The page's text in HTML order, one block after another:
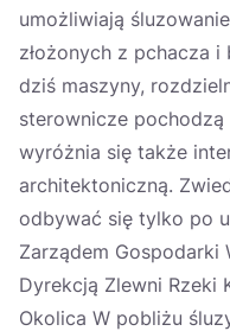
umożliwiają
złożonych z pchacza
dziś maszyny,
sterownicze
wyróżnia się także
architektoniczną.
odbywać się tylko po
Zarządem Gospodarki
Dyrekcją Zlewni Rzeki
Okolica W pobliżu